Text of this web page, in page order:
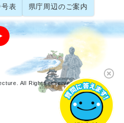
表 県庁周辺のご案内
All Rights reserved.